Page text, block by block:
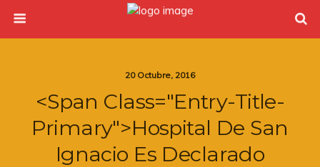
20 Octubre, 2016
<span Class="entry-Title-
Primary">Hospital De San
Ignacio Es Declarado